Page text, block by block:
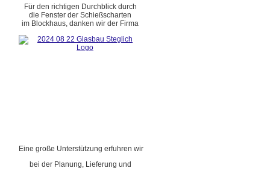
Für den richtigen Durchblick durch
die Fenster der Schießscharten
im Blockhaus, danken wir der Firma
Eine große Unterstützung erfuhren wir
bei der Planung, Lieferung und